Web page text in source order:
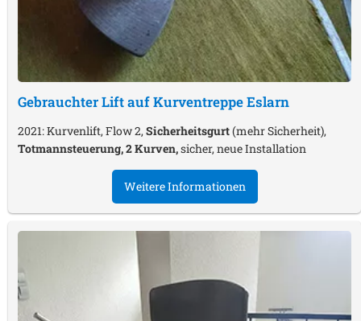
Gebrauchter Lift auf KurventreppeEslarn
2021: Kurvenlift, Flow 2, Sicherheitsgurt(mehr Sicherheit),
Totmannsteuerung, 2 Kurven,sicher, neue Installation
Weitere Informationen